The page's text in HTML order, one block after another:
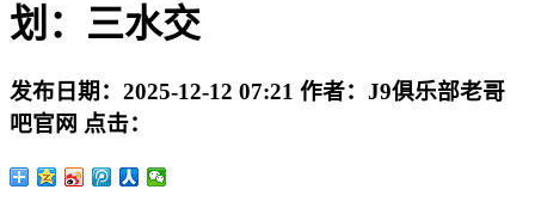
划：三水交
发布日期： 2025-12-12 07:21 作者： J9俱乐部老哥
吧官网 点击：